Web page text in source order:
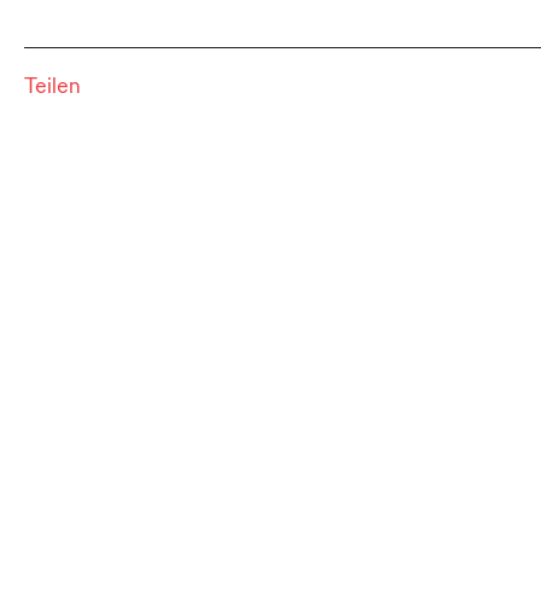
Teilen
Die Bausparkasse Schwäbisch Hall hat in Zusammenarbeit mit